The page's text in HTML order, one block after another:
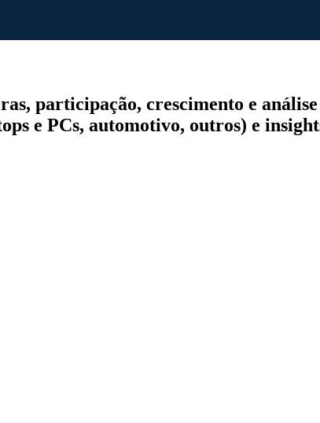
participação, crescimento e
e PCs, automotivo, outros) e